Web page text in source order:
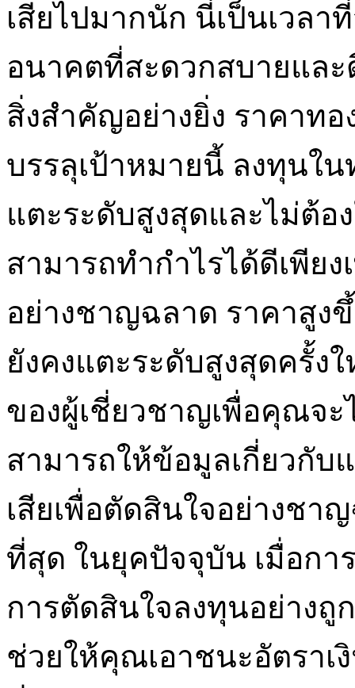
เสียไปมากนัก นี่เป็นเวลา
อนาคตที่สะดวกสบายแล
สิ่งสำคัญอย่างยิ่ง ราคาท
บรรลุเป้าหมายนี้ ลงทุนใ
แตะระดับสูงสุดและไม่ต้
สามารถทำกำไรได้ดีเพีย
อย่างชาญฉลาด ราคาสูง
ยังคงแตะระดับสูงสุดครั้ง
ของผู้เชี่ยวชาญเพื่อคุณจ
สามารถให้ข้อมูลเกี่ยวกับ
เสียเพื่อตัดสินใจอย่างช
ที่สุด ในยุคปัจจุบัน เมื่อกา
การตัดสินใจลงทุนอย่างถู
ช่วยให้คุณเอาชนะอัตรา